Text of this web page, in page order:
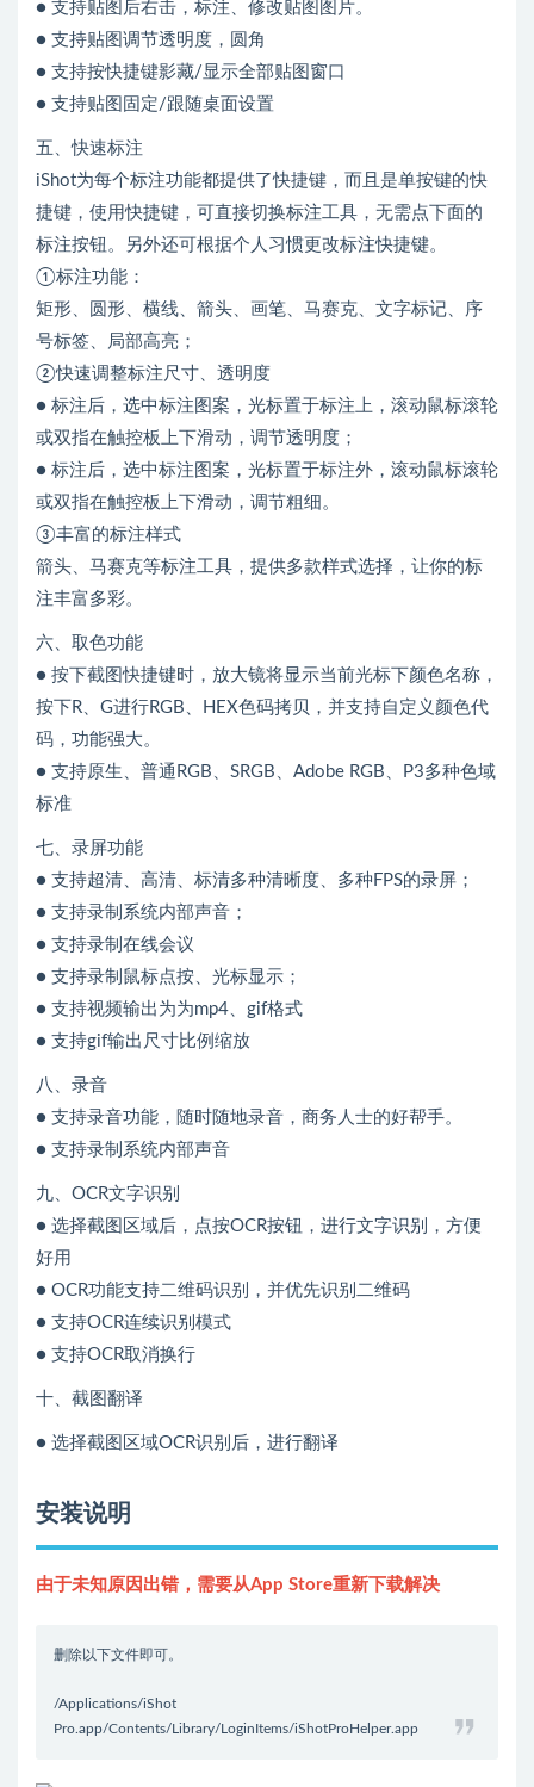
● 支持贴图后右击，标注、修改贴图图片。
● 支持贴图调节透明度，圆角
● 支持按快捷键影藏/显示全部贴图窗口
● 支持贴图固定/跟随桌面设置
五、快速标注
iShot为每个标注功能都提供了快捷键，而且是单按键的快
捷键，使用快捷键，可直接切换标注工具，无需点下面的
标注按钮。另外还可根据个人习惯更改标注快捷键。
①标注功能：
矩形、圆形、横线、箭头、画笔、马赛克、文字标记、序
号标签、局部高亮；
②快速调整标注尺寸、透明度
● 标注后，选中标注图案，光标置于标注上，滚动鼠标滚轮
或双指在触控板上下滑动，调节透明度；
● 标注后，选中标注图案，光标置于标注外，滚动鼠标滚轮
或双指在触控板上下滑动，调节粗细。
③丰富的标注样式
箭头、马赛克等标注工具，提供多款样式选择，让你的标
注丰富多彩。
六、取色功能
● 按下截图快捷键时，放大镜将显示当前光标下颜色名称，
按下R、G进行RGB、HEX色码拷贝，并支持自定义颜色代
码，功能强大。
● 支持原生、普通RGB、SRGB、Adobe RGB、P3多种色域
标准
七、录屏功能
● 支持超清、高清、标清多种清晰度、多种FPS的录屏；
● 支持录制系统内部声音；
● 支持录制在线会议
● 支持录制鼠标点按、光标显示；
● 支持视频输出为为mp4、gif格式
● 支持gif输出尺寸比例缩放
八、录音
● 支持录音功能，随时随地录音，商务人士的好帮手。
● 支持录制系统内部声音
九、OCR文字识别
● 选择截图区域后，点按OCR按钮，进行文字识别，方便
好用
● OCR功能支持二维码识别，并优先识别二维码
● 支持OCR连续识别模式
● 支持OCR取消换行
十、截图翻译
● 选择截图区域OCR识别后，进行翻译
安装说明
由于未知原因出错，需要从App Store重新下载解决
删除以下文件即可。
/Applications/iShot
Pro.app/Contents/Library/LoginItems/iShotProHelper.app